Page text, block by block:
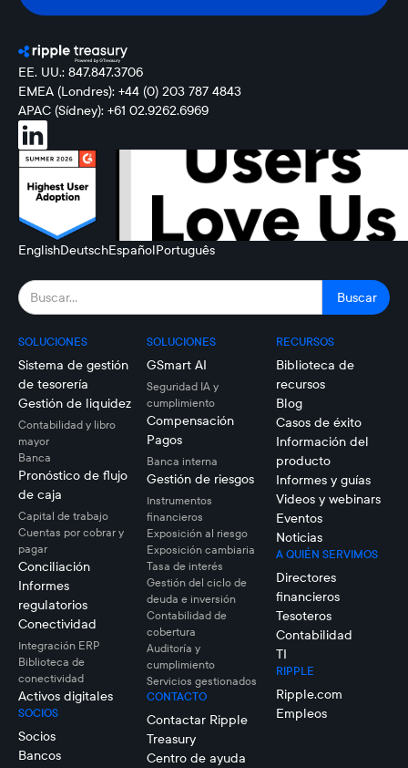
EE. UU.: 847.847.3706
EMEA (Londres): +44 (0) 203 787 4843
APAC (Sídney): +61 02.9262.6969
EnglishDeutschEspañolPortuguês
SOLUCIONES
Sistema de gestión
de tesorería
Gestión de liquidez
Contabilidad y libro
mayor
Banca
Pronóstico de flujo
de caja
Capital de trabajo
Cuentas por cobrar y
pagar
Conciliación
Informes
regulatorios
Conectividad
Integración ERP
Biblioteca de
conectividad
Activos digitales
SOCIOS
Socios
Bancos
SOLUCIONES
GSmart AI
Seguridad IA y
cumplimiento
Compensación
Pagos
Banca interna
Gestión de riesgos
Instrumentos
financieros
Exposición al riesgo
Exposición cambiaria
Tasa de interés
Gestión del ciclo de
deuda e inversión
Contabilidad de
cobertura
Auditoría y
cumplimiento
Servicios gestionados
CONTACTO
Contactar Ripple
Treasury
Centro de ayuda
RECURSOS
Biblioteca de
recursos
Blog
Casos de éxito
Información del
producto
Informes y guías
Videos y webinars
Eventos
Noticias
A QUIÉN SERVIMOS
Directores
financieros
Tesoteros
Contabilidad
TI
RIPPLE
Ripple.com
Empleos